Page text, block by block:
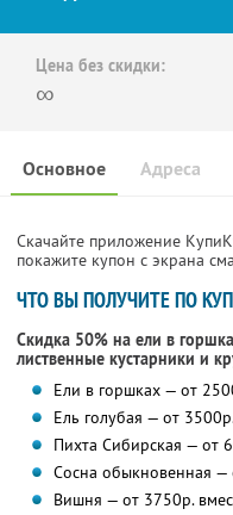
Цена без скидки:
∞
Основное Адреса
Скачайте приложение
покажите купон с экрана
ЧТО ВЫ ПОЛУЧИТЕ ПО
Скидка 50% на ели в
лиственные кустарники и
Ели в горшках — от
Ель голубая — от
Пихта Сибирская — от
Сосна обыкновенная —
Вишня — от 3750р.